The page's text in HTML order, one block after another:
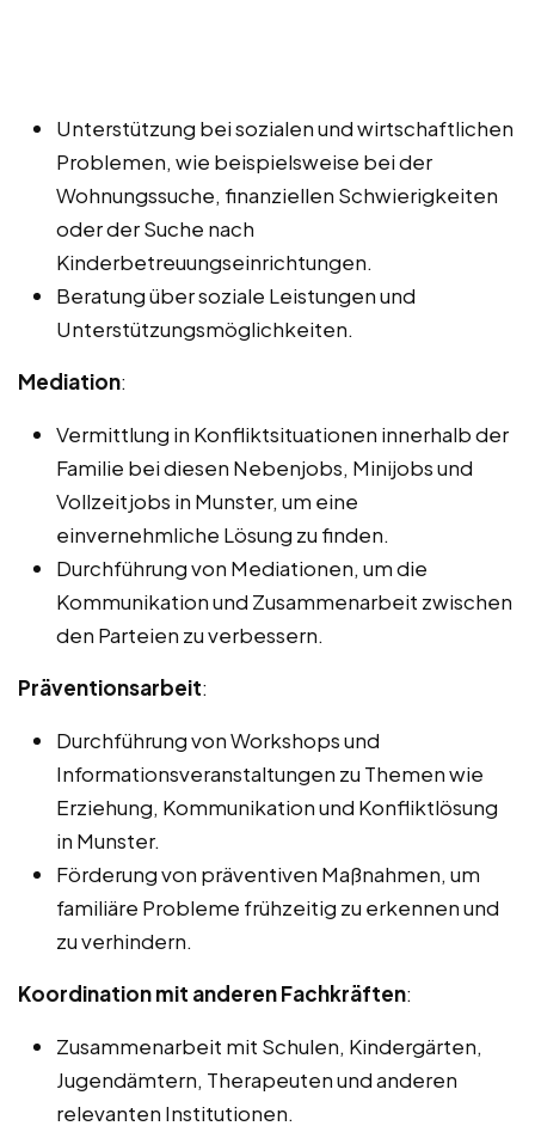
Unterstützung bei sozialen und wirtschaftlichen
Problemen, wie beispielsweise bei der
Wohnungssuche, finanziellen Schwierigkeiten
oder der Suche nach
Kinderbetreuungseinrichtungen.
Beratung über soziale Leistungen und
Unterstützungsmöglichkeiten.
Mediation:
Vermittlung in Konfliktsituationen innerhalb der
Familie bei diesen Nebenjobs, Minijobs und
Vollzeitjobs in Munster, um eine
einvernehmliche Lösung zu finden.
Durchführung von Mediationen, um die
Kommunikation und Zusammenarbeit zwischen
den Parteien zu verbessern.
Präventionsarbeit:
Durchführung von Workshops und
Informationsveranstaltungen zu Themen wie
Erziehung, Kommunikation und Konfliktlösung
in Munster.
Förderung von präventiven Maßnahmen, um
familiäre Probleme frühzeitig zu erkennen und
zu verhindern.
Koordination mit anderen Fachkräften:
Zusammenarbeit mit Schulen, Kindergärten,
Jugendämtern, Therapeuten und anderen
relevanten Institutionen.